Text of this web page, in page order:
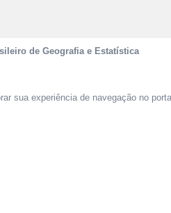
de Geografia e Estatística
sua experiência de navegação no